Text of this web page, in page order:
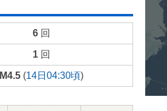
6回
1回
M4.5(14日04:30頃)